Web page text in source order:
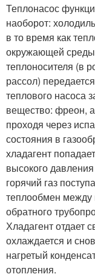
Теплонасос
наоборот:
в то время как
окружающей
теплоносителя (в
рассол)
теплового насоса
вещество: фреон,
проходя через
состояния в
хладагент
высокого
горячий газ
теплообмен между
обратного
Хладагент отдает
охлаждается и
нагретый
отопления.